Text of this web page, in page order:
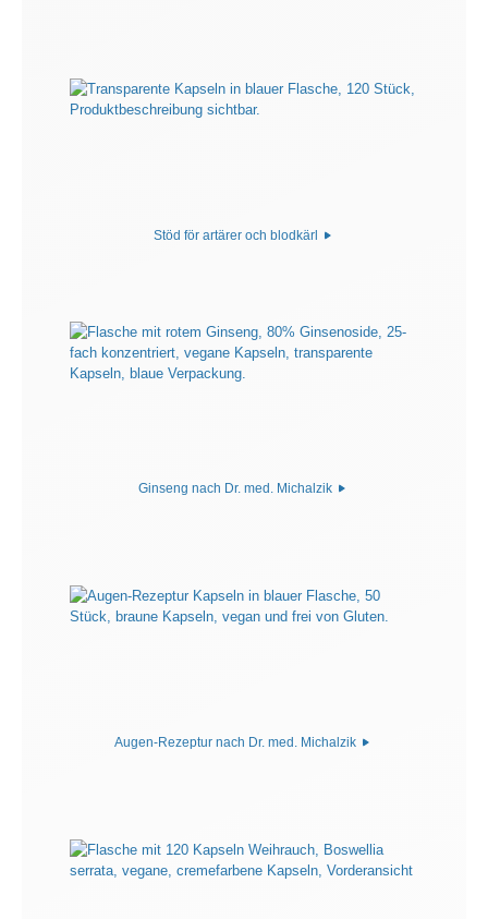
Stöd för artärer och blodkärl
Ginseng nach Dr. med. Michalzik
Augen-Rezeptur nach Dr. med. Michalzik